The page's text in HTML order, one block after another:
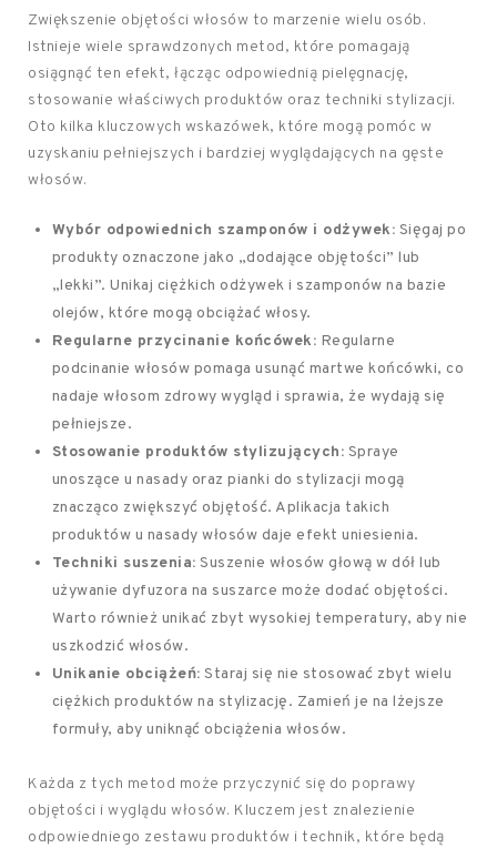
Zwiększenie objętości włosów to marzenie wielu osób.
Istnieje wiele sprawdzonych metod, które pomagają
osiągnąć ten efekt, łącząc odpowiednią pielęgnację,
stosowanie właściwych produktów oraz techniki stylizacji.
Oto kilka kluczowych wskazówek, które mogą pomóc w
uzyskaniu pełniejszych i bardziej wyglądających na gęste
włosów.
Wybór odpowiednich szamponów i odżywek: Sięgaj po
produkty oznaczone jako „dodające objętości” lub
„lekki”. Unikaj ciężkich odżywek i szamponów na bazie
olejów, które mogą obciążać włosy.
Regularne przycinanie końcówek: Regularne
podcinanie włosów pomaga usunąć martwe końcówki, co
nadaje włosom zdrowy wygląd i sprawia, że wydają się
pełniejsze.
Stosowanie produktów stylizujących: Spraye
unoszące u nasady oraz pianki do stylizacji mogą
znacząco zwiększyć objętość. Aplikacja takich
produktów u nasady włosów daje efekt uniesienia.
Techniki suszenia: Suszenie włosów głową w dół lub
używanie dyfuzora na suszarce może dodać objętości.
Warto również unikać zbyt wysokiej temperatury, aby nie
uszkodzić włosów.
Unikanie obciążeń: Staraj się nie stosować zbyt wielu
ciężkich produktów na stylizację. Zamień je na lżejsze
formuły, aby uniknąć obciążenia włosów.
Każda z tych metod może przyczynić się do poprawy
objętości i wyglądu włosów. Kluczem jest znalezienie
odpowiedniego zestawu produktów i technik, które będą